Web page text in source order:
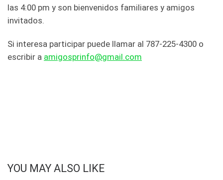
las 4:00 pm y son bienvenidos familiares y amigos
invitados.
Si interesa participar puede llamar al 787-225-4300 o
escribir a amigosprinfo@gmail.com
YOU MAY ALSO LIKE